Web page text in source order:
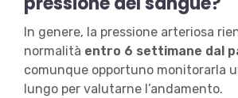
In genere, la pressione arteriosa
normalità entro 6 settimane dal
comunque opportuno monitorarla
lungo per valutarne l’andamento.